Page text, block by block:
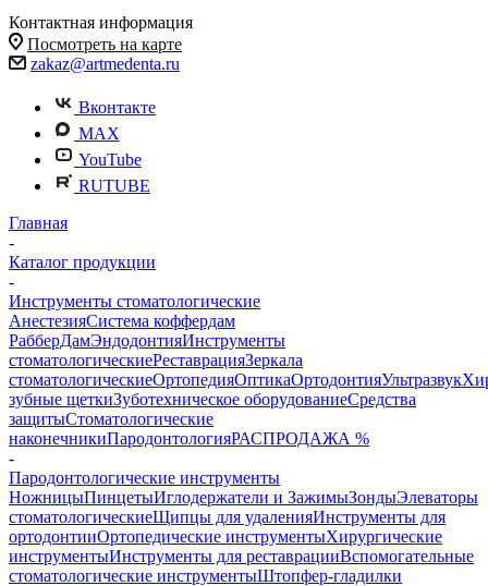
Контактная информация
Посмотреть на карте
zakaz@artmedenta.ru
Вконтакте
MAX
YouTube
RUTUBE
Главная
-
Каталог продукции
-
Инструменты стоматологические
АнестезияСистема коффердам
РабберДамЭндодонтияИнструменты
стоматологическиеРеставрацияЗеркала
стоматологическиеОртопедияОптикаОртодонтияУльтразвук
зубные щеткиЗуботехническое оборудованиеСредства
защитыСтоматологические
наконечникиПародонтологияРАСПРОДАЖА %
-
Пародонтологические инструменты
НожницыПинцетыИглодержатели и ЗажимыЗондыЭлеваторы
стоматологическиеЩипцы для удаленияИнструменты для
ортодонтииОртопедические инструментыХирургические
инструментыИнструменты для реставрацииВспомогательные
стоматологические инструментыШтопфер-гладилки